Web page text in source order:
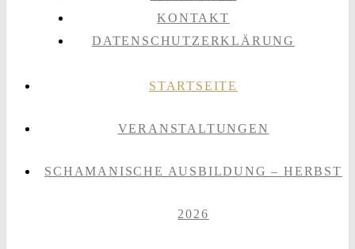
KONTAKT
DATENSCHUTZERKLÄRUNG
STARTSEITE
VERANSTALTUNGEN
SCHAMANISCHE AUSBILDUNG – HERBST
2026